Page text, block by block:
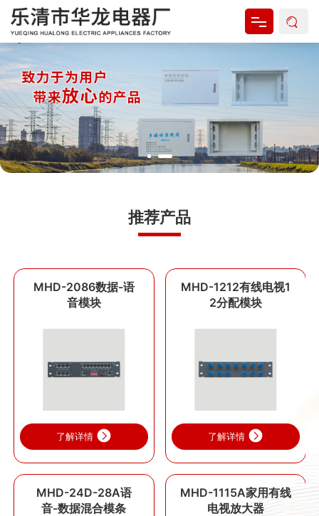
网站首页
关于我们
产品中心
新闻资讯
推荐产品
MHD-2086数据-语
音模块
了解详情
MHD-24D-28A语
音-数据混合模条
MHD-1212有线电视1
2分配模块
了解详情
MHD-1115A家用有线
电视放大器